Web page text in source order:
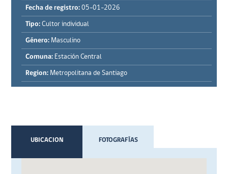
Fecha de registro: 05-01-2026
Tipo: Cultor individual
Género: Masculino
Comuna: Estación Central
Region: Metropolitana de Santiago
UBICACION FOTOGRAFÍAS